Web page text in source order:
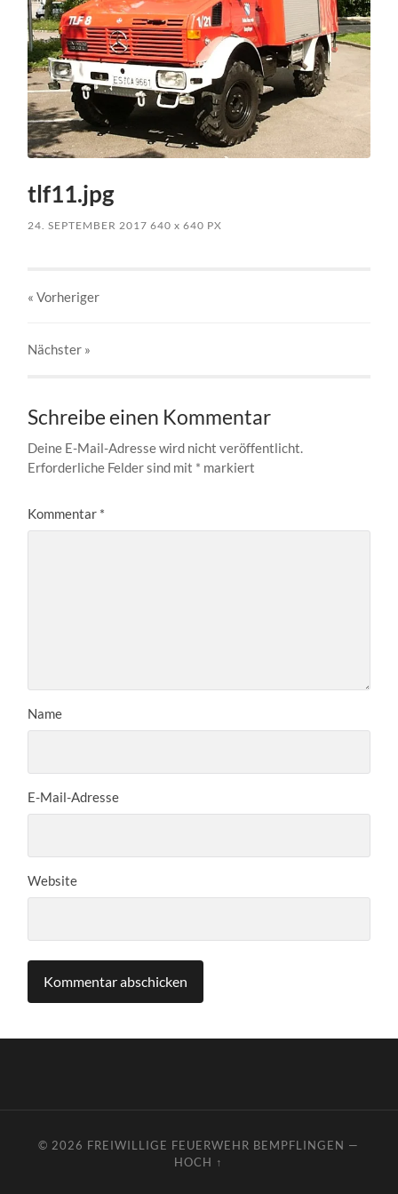
tlf11.jpg
24. SEPTEMBER 2017 640x 640 PX
« Vorheriger
Nächster »
Schreibe einen Kommentar
Deine E-Mail-Adresse wird nicht veröffentlicht.
Erforderliche Felder sind mit * markiert
Kommentar *
Name
E-Mail-Adresse
Website
© 2026 FREIWILLIGE FEUERWEHR BEMPFLINGEN —
HOCH ↑